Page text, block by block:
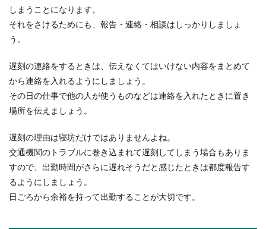
しまうことになります。
それをさけるためにも、報告・連絡・相談はしっかりしましょ
う。
遅刻の連絡をするときは、伝えなくてはいけない内容をまとめて
から連絡を入れるようにしましょう。
その日の仕事で他の人が使うものなどは連絡を入れたときに置き
場所を伝えましょう。
遅刻の理由は寝坊だけではありませんよね。
交通機関のトラブルに巻き込まれて遅刻してしまう場合もありま
すので、出勤時間がさらに遅れそうだと感じたときは都度報告す
るようにしましょう。
日ごろから余裕を持って出勤することが大切です。